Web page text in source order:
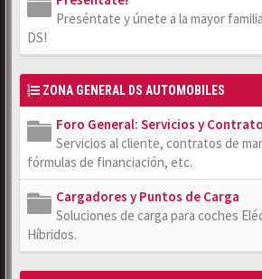
Preséntate y únete a la mayor
DS!
ZONA GENERAL DS AUTOMOBILES
Foro General: Servicios y
Servicios al cliente, contratos de
fórmulas de financiación, etc.
Cargadores y Puntos de Carga
Soluciones de carga para coches
Híbridos.